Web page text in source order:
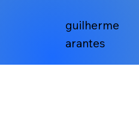
guilherme
arantes